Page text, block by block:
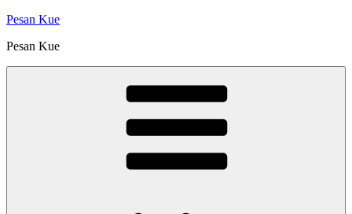
Skip
content
Pesan Kue
Pesan Kue